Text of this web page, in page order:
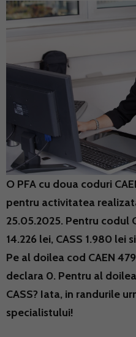
O PFA cu doua coduri
pentru activitatea
25.05.2025. Pentru codul
14.226 lei, CASS 1.980 lei
Pe al doilea cod CAEN
declara 0. Pentru al
CASS? Iata, in randurile
specialistului!